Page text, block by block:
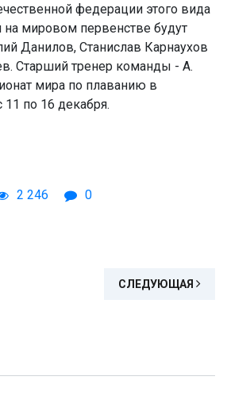
федерации этого вида
на мировом первенстве будут
Данилов, Станислав Карнаухов
Старший тренер команды - А.
мира по плаванию в
по 16 декабря.
2 246 0
СЛЕДУЮЩАЯ